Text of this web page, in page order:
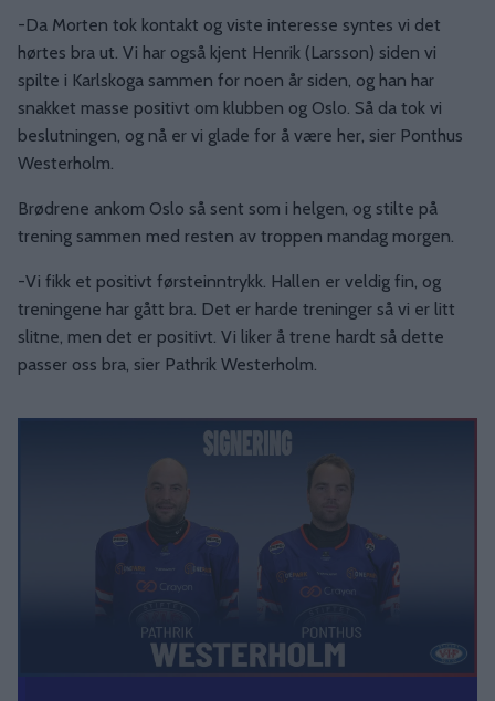
-Da Morten tok kontakt og viste interesse syntes vi det
hørtes bra ut. Vi har også kjent Henrik (Larsson) siden vi
spilte i Karlskoga sammen for noen år siden, og han har
snakket masse positivt om klubben og Oslo. Så da tok vi
beslutningen, og nå er vi glade for å være her, sier Ponthus
Westerholm.
Brødrene ankom Oslo så sent som i helgen, og stilte på
trening sammen med resten av troppen mandag morgen.
-Vi fikk et positivt førsteinntrykk. Hallen er veldig fin, og
treningene har gått bra. Det er harde treninger så vi er litt
slitne, men det er positivt. Vi liker å trene hardt så dette
passer oss bra, sier Pathrik Westerholm.